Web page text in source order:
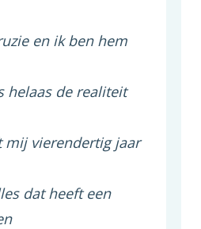
en ik ben hem
helaas de realiteit
mij vierendertig jaar
dat heeft een